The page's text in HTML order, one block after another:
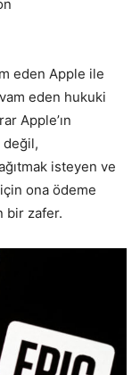
eden Apple ile
eden hukuki
Apple’ın
değil,
isteyen ve
ona ödeme
bir zafer.